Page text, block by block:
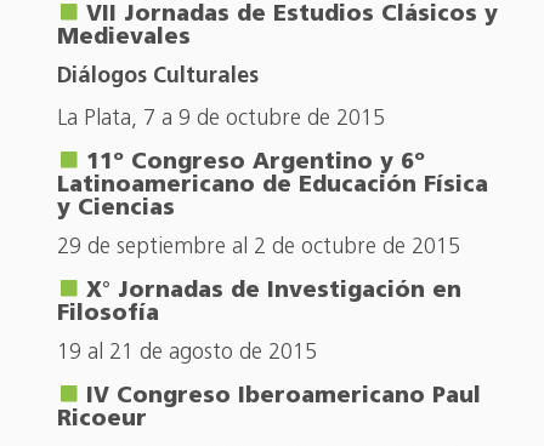
VII Jornadas de Estudios Clásicos y
Medievales
Diálogos Culturales
La Plata, 7 a 9 de octubre de 2015
11º Congreso Argentino y 6º
Latinoamericano de Educación Física
y Ciencias
29 de septiembre al 2 de octubre de 2015
X° Jornadas de Investigación en
Filosofía
19 al 21 de agosto de 2015
IV Congreso Iberoamericano Paul
Ricoeur